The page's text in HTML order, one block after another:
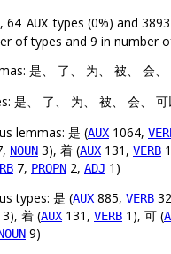
64 AUX types (0%) and
of types and 9 in number
是、 了、 为、 被、 会
是、 了、 为、 被、 会、
lemmas: 是 (AUX 1064,
NOUN 3), 着 (AUX 131, VERB
7, PROPN 2, ADJ 1)
types: 是 (AUX 885, VERB
3), 着 (AUX 131, VERB 1), 可 (
9)